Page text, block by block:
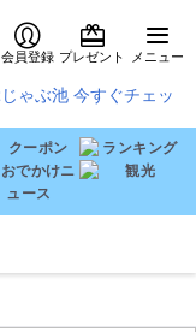
会員登録 プレゼント メニュー